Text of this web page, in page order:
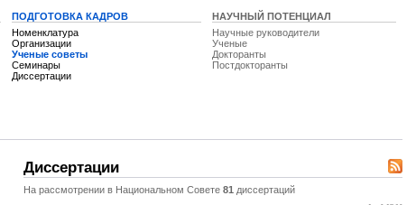
ПОДГОТОВКА КАДРОВ
Номенклатура
Организации
Ученые советы
Семинары
Диссертации
НАУЧНЫЙ ПОТЕНЦИАЛ
Научные руководители
Ученые
Докторанты
Постдокторанты
Диссертации
На рассмотрении в Национальном Совете 81 диссертаций